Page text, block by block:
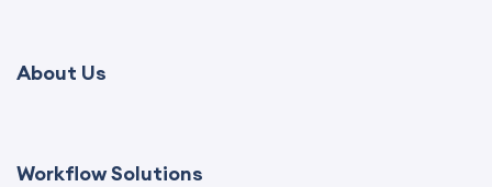
About Us
Workflow Solutions